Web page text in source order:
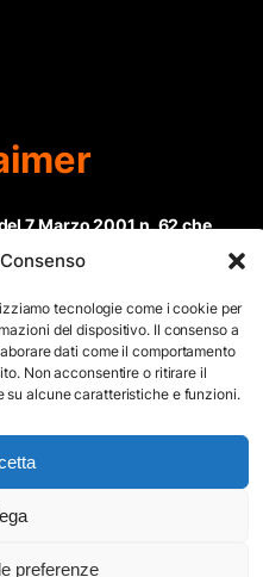
tecnologie come i cookie per
del dispositivo. Il consenso a
dati come il comportamento
Non acconsentire o ritirare il
su alcune caratteristiche e funzioni.
preferenze
7 Marzo 2001 n. 62 che
di “Informazione
detentori del
dietro specifica
sito, comprensivo di testi e
specificato, è
essere riprodotto e
o cartaceo senza
parte dello staff di ”Il Mare